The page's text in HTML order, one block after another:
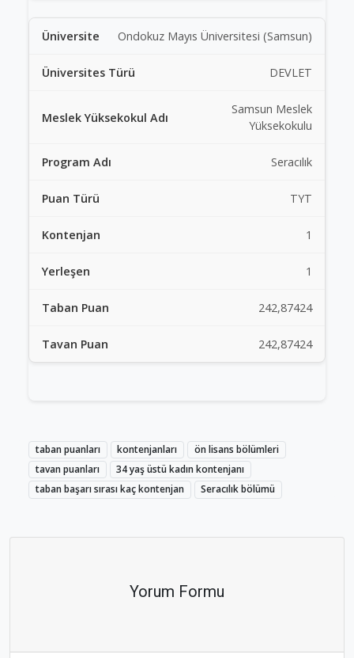
Ondokuz Mayıs Üniversitesi (Samsun)
DEVLET
Samsun Meslek
Yüksekokulu
Seracılık
TYT
1
1
242,87424
242,87424
taban puanları kontenjanları
ön lisans bölümleri
tavan puanları
34 yaş üstü kadın kontenjanı
taban başarı sırası kaç kontenjan
Seracılık bölümü
Yorum Formu